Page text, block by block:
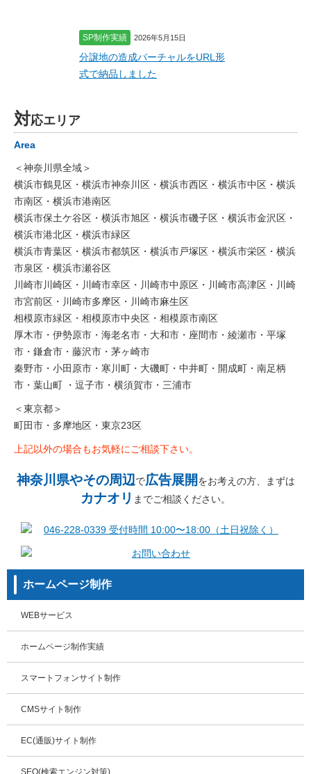
SP制作実績 2026年5月15日
分譲地の造成バーチャルをURL形
式で納品しました
対応エリア
Area
＜神奈川県全域＞
横浜市鶴見区・横浜市神奈川区・横浜市西区・横浜市中区・横浜
市南区・横浜市港南区
横浜市保土ケ谷区・横浜市旭区・横浜市磯子区・横浜市金沢区・
横浜市港北区・横浜市緑区
横浜市青葉区・横浜市都筑区・横浜市戸塚区・横浜市栄区・横浜
市泉区・横浜市瀬谷区
川崎市川崎区・川崎市幸区・川崎市中原区・川崎市高津区・川崎
市宮前区・川崎市多摩区・川崎市麻生区
相模原市緑区・相模原市中央区・相模原市南区
厚木市・伊勢原市・海老名市・大和市・座間市・綾瀬市・平塚
市・鎌倉市・藤沢市・茅ヶ崎市
秦野市・小田原市・寒川町・大磯町・中井町・開成町・南足柄
市・葉山町 ・逗子市・横須賀市・三浦市
＜東京都＞
町田市・多摩地区・東京23区
上記以外の場合もお気軽にご相談下さい。
神奈川県やその周辺で広告展開 をお考えの方、まずは
カナオリ までご相談ください。
ホームページ制作
WEBサービス
ホームページ制作実績
スマートフォンサイト制作
CMSサイト制作
EC(通販)サイト制作